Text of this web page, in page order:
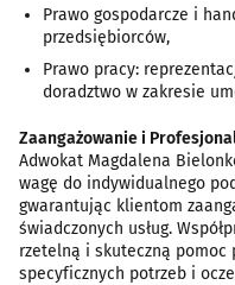
Prawo gospodarcze i
przedsiębiorców,
Prawo pracy:
doradztwo w zakresie
Zaangażowanie i
Adwokat Magdalena
wagę do indywidualnego
gwarantując klientom
świadczonych usług.
rzetelną i skuteczną pomoc
specyficznych potrzeb i